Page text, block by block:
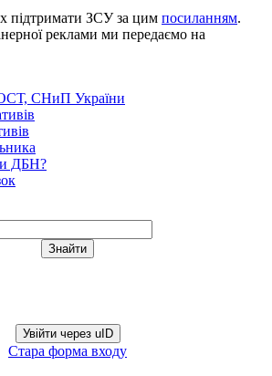
підтримати ЗСУ за цим посиланням.
реклами ми передаємо на
СНиП України
ДБН?
Увійти через uID
Стара форма входу